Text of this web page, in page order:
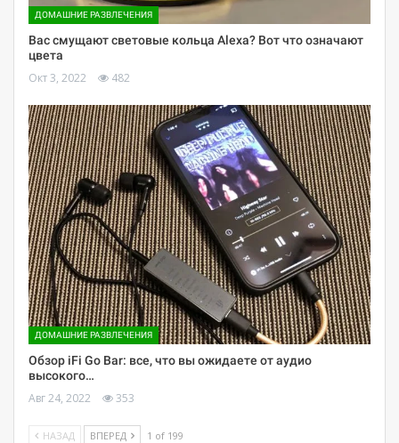
ДОМАШНИЕ РАЗВЛЕЧЕНИЯ
Вас смущают световые кольца Alexa? Вот что означают
цвета
Окт 3, 2022 482
ДОМАШНИЕ РАЗВЛЕЧЕНИЯ
Обзор iFi Go Bar: все, что вы ожидаете от аудио
высокого…
Авг 24, 2022 353
НАЗАД ВПЕРЕД 1 of 199